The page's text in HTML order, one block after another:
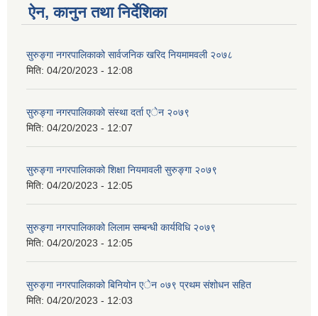
ऐन, कानुन तथा निर्देशिका
सुरुङ्गा नगरपालिकाको सार्वजनिक खरिद नियमामवली २०७८
मिति: 04/20/2023 - 12:08
सुरुङ्गा नगरपालिकाको संस्था दर्ता एेन २०७९
मिति: 04/20/2023 - 12:07
सुरुङ्गा नगरपालिकाको शिक्षा नियमावली सुरुङ्गा २०७९
मिति: 04/20/2023 - 12:05
सुरुङ्गा नगरपालिकाको लिलाम सम्बन्धी कार्यविधि २०७९
मिति: 04/20/2023 - 12:05
सुरुङ्गा नगरपालिकाको बिनियोन एेन ०७९ प्रथम संशोधन सहित
मिति: 04/20/2023 - 12:03